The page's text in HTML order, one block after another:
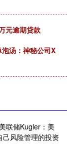
元逾期贷款
汤：神秘公司X